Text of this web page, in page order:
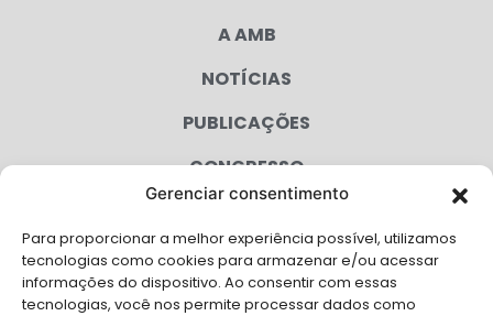
Gerenciar consentimento
Para proporcionar a melhor experiência possível, utilizamos
tecnologias como cookies para armazenar e/ou acessar
informações do dispositivo. Ao consentir com essas
tecnologias, você nos permite processar dados como
A AMB
NOTÍCIAS
PUBLICAÇÕES
CONGRESSO
CAMPANHAS
SERVIÇOS